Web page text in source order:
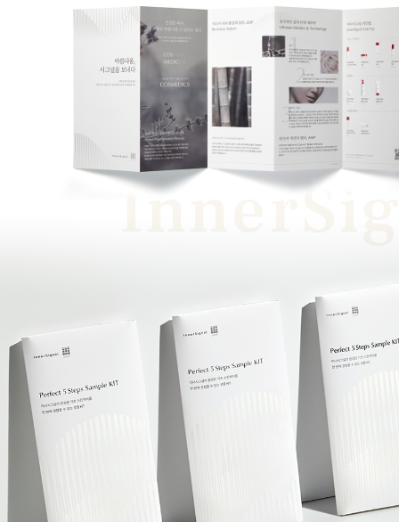
프로젝트 문의
뮤자인에
프로젝트 문의하기
의뢰하실 프로젝트에 대해 설명해주시면
Our Team
뮤자이너를 꿈꾸는 사람들이 있는 곳,
뮤자인과 함께 할 인재를 기다리고 있습니다.
뮤자인에게 프로젝트 문의하기